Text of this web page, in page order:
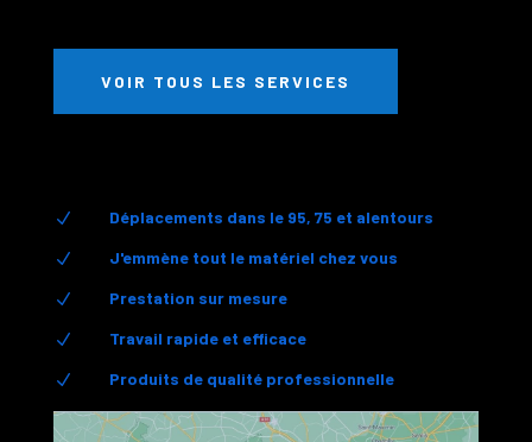
VOIR TOUS LES SERVICES
N Déplacements dans le 95, 75 et alentours
N J'emmène tout le matériel chez vous
N Prestation sur mesure
N Travail rapide et efficace
N Produits de qualité professionnelle